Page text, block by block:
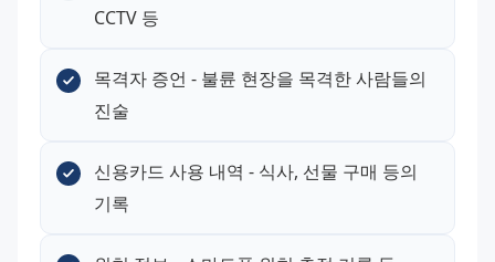
CCTV 등
목격자 증언 - 불륜 현장을 목격한 사람들의
진술
신용카드 사용 내역 - 식사, 선물 구매 등의
기록